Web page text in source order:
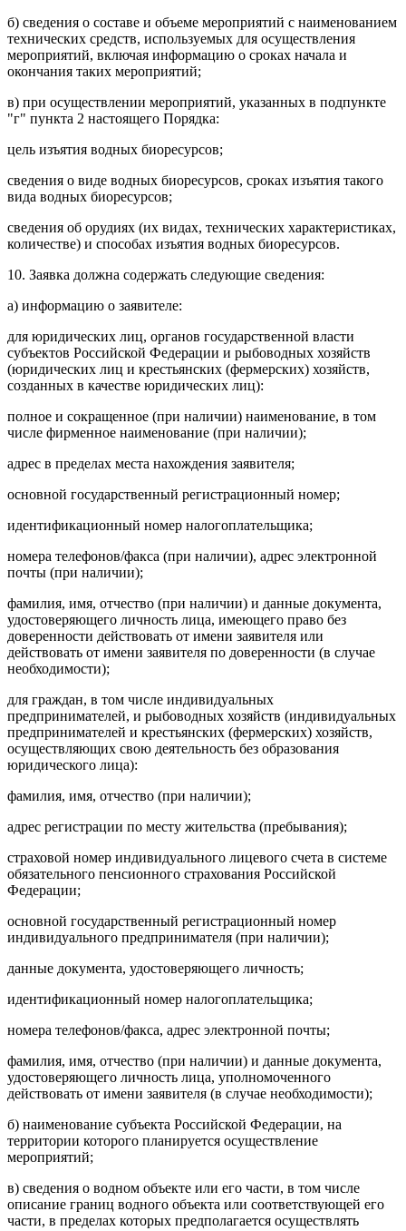
б) сведения о составе и объеме мероприятий с наименованием
технических средств, используемых для осуществления
мероприятий, включая информацию о сроках начала и
окончания таких мероприятий;
в) при осуществлении мероприятий, указанных в подпункте
"г" пункта 2 настоящего Порядка:
цель изъятия водных биоресурсов;
сведения о виде водных биоресурсов, сроках изъятия такого
вида водных биоресурсов;
сведения об орудиях (их видах, технических характеристиках,
количестве) и способах изъятия водных биоресурсов.
10. Заявка должна содержать следующие сведения:
а) информацию о заявителе:
для юридических лиц, органов государственной власти
субъектов Российской Федерации и рыбоводных хозяйств
(юридических лиц и крестьянских (фермерских) хозяйств,
созданных в качестве юридических лиц):
полное и сокращенное (при наличии) наименование, в том
числе фирменное наименование (при наличии);
адрес в пределах места нахождения заявителя;
основной государственный регистрационный номер;
идентификационный номер налогоплательщика;
номера телефонов/факса (при наличии), адрес электронной
почты (при наличии);
фамилия, имя, отчество (при наличии) и данные документа,
удостоверяющего личность лица, имеющего право без
доверенности действовать от имени заявителя или
действовать от имени заявителя по доверенности (в случае
необходимости);
для граждан, в том числе индивидуальных
предпринимателей, и рыбоводных хозяйств (индивидуальных
предпринимателей и крестьянских (фермерских) хозяйств,
осуществляющих свою деятельность без образования
юридического лица):
фамилия, имя, отчество (при наличии);
адрес регистрации по месту жительства (пребывания);
страховой номер индивидуального лицевого счета в системе
обязательного пенсионного страхования Российской
Федерации;
основной государственный регистрационный номер
индивидуального предпринимателя (при наличии);
данные документа, удостоверяющего личность;
идентификационный номер налогоплательщика;
номера телефонов/факса, адрес электронной почты;
фамилия, имя, отчество (при наличии) и данные документа,
удостоверяющего личность лица, уполномоченного
действовать от имени заявителя (в случае необходимости);
б) наименование субъекта Российской Федерации, на
территории которого планируется осуществление
мероприятий;
в) сведения о водном объекте или его части, в том числе
описание границ водного объекта или соответствующей его
части, в пределах которых предполагается осуществлять